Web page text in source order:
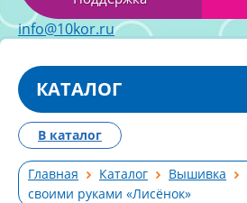
info@10kor.ru
КАТАЛОГ
Главная Каталог Вышивка
своими руками «Лисёнок»
В каталог